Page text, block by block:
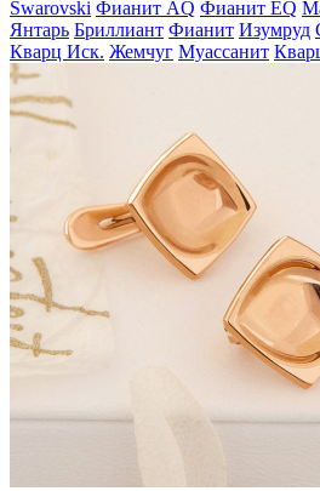
Swarovski Фианит AQ Фианит EQ
Янтарь Бриллиант Фианит Изумруд
Кварц Иск. Жемчуг Муассанит